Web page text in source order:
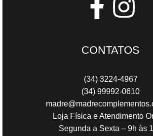
CONTATOS
(34) 3224-4967
(34) 99992-0610
Loja Física e Atendimento
Segunda a Sexta – 9h às